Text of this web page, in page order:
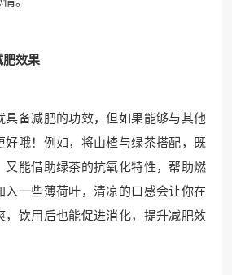
肥效果
具备减肥的功效，但如果能够与其他
好哦！例如，将山楂与绿茶搭配，既
又能借助绿茶的抗氧化特性，帮助燃
入一些薄荷叶，清凉的口感会让你在
，饮用后也能促进消化，提升减肥效